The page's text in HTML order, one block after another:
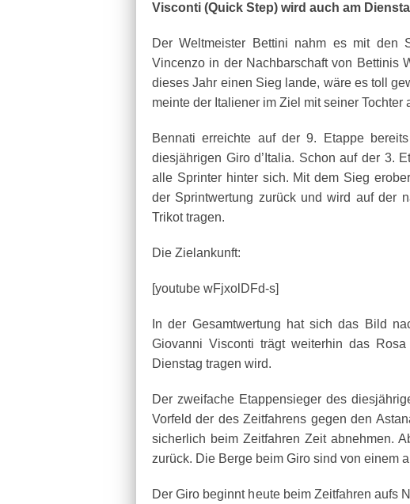
Visconti (Quick Step) wird auch am
Der Weltmeister Bettini nahm es mit
Vincenzo in der Nachbarschaft von Bettinis
dieses Jahr einen Sieg lande, wäre es toll
meinte der Italiener im Ziel mit seiner Tochter
Bennati erreichte auf der 9. Etappe
diesjährigen Giro d’Italia. Schon auf der 3.
alle Sprinter hinter sich. Mit dem Sieg
der Sprintwertung zurück und wird auf der
Trikot tragen.
Die Zielankunft:
[youtube wFjxolDFd-s]
In der Gesamtwertung hat sich das Bild
Giovanni Visconti trägt weiterhin das
Dienstag tragen wird.
Der zweifache Etappensieger des
Vorfeld der des Zeitfahrens gegen den
sicherlich beim Zeitfahren Zeit abnehmen.
zurück. Die Berge beim Giro sind von einem
Der Giro beginnt heute beim Zeitfahren aufs